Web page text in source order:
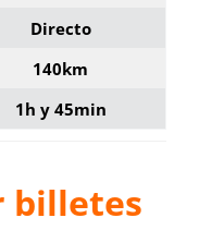
Directo
140km
1h y 45min
billetes